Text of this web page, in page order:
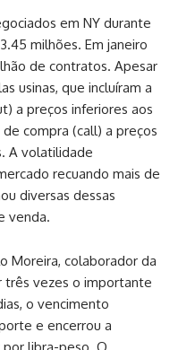
em NY durante
milhões. Em janeiro
de contratos. Apesar
usinas, que incluíram a
a preços inferiores aos
compra (call) a preços
A volatilidade
recuando mais de
diversas dessas
venda.
Moreira, colaborador da
três vezes o importante
o vencimento
e encerrou a